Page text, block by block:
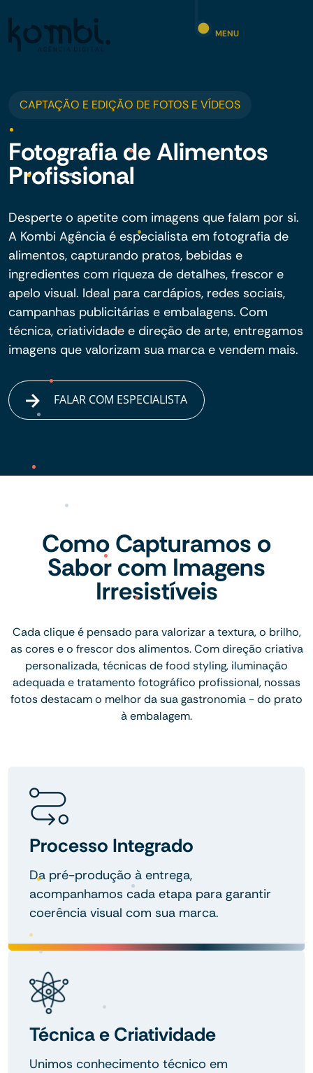
MENU
CAPTAÇÃO E EDIÇÃO DE FOTOS E VÍDEOS
Fotografia de Alimentos
Profissional
Desperte o apetite com imagens que falam por si.
A Kombi Agência é especialista em fotografia de
alimentos, capturando pratos, bebidas e
ingredientes com riqueza de detalhes, frescor e
apelo visual. Ideal para cardápios, redes sociais,
campanhas publicitárias e embalagens. Com
técnica, criatividade e direção de arte, entregamos
imagens que valorizam sua marca e vendem mais.
FALAR COM ESPECIALISTA
Como Capturamos o
Sabor com Imagens
Irresistíveis
Cada clique é pensado para valorizar a textura, o brilho,
as cores e o frescor dos alimentos. Com direção criativa
personalizada, técnicas de food styling, iluminação
adequada e tratamento fotográfico profissional, nossas
fotos destacam o melhor da sua gastronomia - do prato
à embalagem.
Processo Integrado
Da pré-produção à entrega,
acompanhamos cada etapa para garantir
coerência visual com sua marca.
Técnica e Criatividade
Unimos conhecimento técnico em